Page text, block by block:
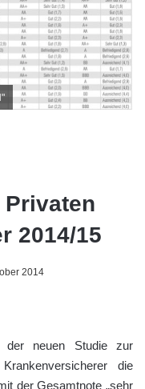
2014/15
2014
neuen Studie zur
die
der Gesamtnote „sehr